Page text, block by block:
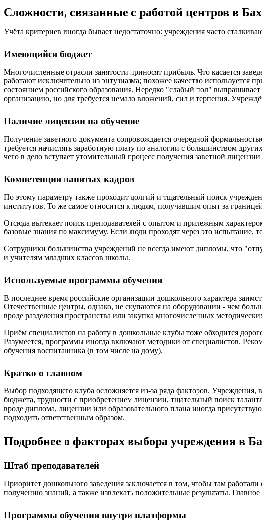
Сложности, связанные с работой центров в
Учёта критериев иногда бывает недостаточно: учреждения часто
Имеющийся бюджет
Многочисленные отрасли занятости приносят прибыль. Что касается
работают исключительно из энтузиазма; похожее качество
состоянием российского образования. Нередко "слабый пол"
организацию, но для требуется немало вложений, сил и терпения.
Наличие лицензии на обучение
Получение заветного документа сопровождается очередной
требуется начислять заработную плату по аналогии с большинством
чего в дело вступает утомительный процесс получения заветной
Компетенция нанятых кадров
По этому параметру также проходит долгий и тщательный поиск
институтов. То же самое относится к людям, получавшим опыт за
Отсюда вытекает поиск преподавателей с опытом и прилежным
базовые знания по максимуму. Если люди проходят через это испытание,
Сотрудники большинства учреждений не всегда имеют дипломы, что
и учителям младших классов школы.
Используемые программы обучения
В последнее время российские организации дошкольного характера
Отечественные центры, однако, не скупаются на оборудовании - чем
вроде разделения пространства или закупка многочисленных
Приём специалистов на работу в дошкольные клубы тоже обходится
Разумеется, программы иногда включают методики от специалистов.
обучения воспитанника (в том числе на дому).
Кратко о главном
Выбор подходящего клуба осложняется из-за ряда факторов.
бюджета, трудности с приобретением лицензии, тщательный поиск
вроде диплома, лицензии или образовательного плана иногда
подходить ответственным образом.
Подробнее о факторах выбора учреждения в
Штаб преподавателей
Приоритет дошкольного заведения заключается в том, чтобы там
получению знаний, а также извлекать положительные результаты.
Программы обучения внутри платформы